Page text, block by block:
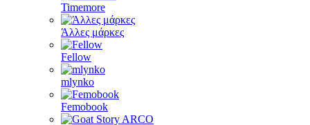
Timemore
Άλλες μάρκες
Fellow
mlynko
Femobook